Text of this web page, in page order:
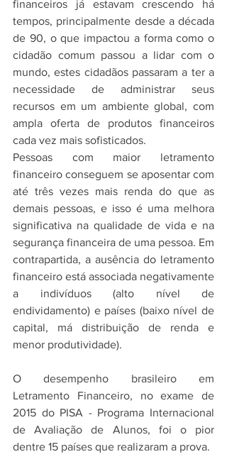
financeiros já estavam crescendo há
tempos, principalmente desde a década
de 90, o que impactou a forma como o
cidadão comum passou a lidar com o
mundo, estes cidadãos passaram a ter a
necessidade de administrar seus
recursos em um ambiente global, com
ampla oferta de produtos financeiros
cada vez mais sofisticados.
Pessoas com maior letramento
financeiro conseguem se aposentar com
até três vezes mais renda do que as
demais pessoas, e isso é uma melhora
significativa na qualidade de vida e na
segurança financeira de uma pessoa. Em
contrapartida, a ausência do letramento
financeiro está associada negativamente
a indivíduos (alto nível de
endividamento) e países (baixo nível de
capital, má distribuição de renda e
menor produtividade).
O desempenho brasileiro em
Letramento Financeiro, no exame de
2015 do PISA - Programa Internacional
de Avaliação de Alunos, foi o pior
dentre 15 países que realizaram a prova.